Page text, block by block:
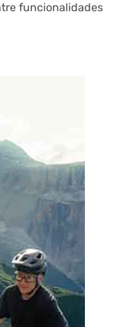
funcionalidades